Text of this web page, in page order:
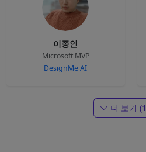
이종인
Microsoft MVP
DesignMe AI
더 보기